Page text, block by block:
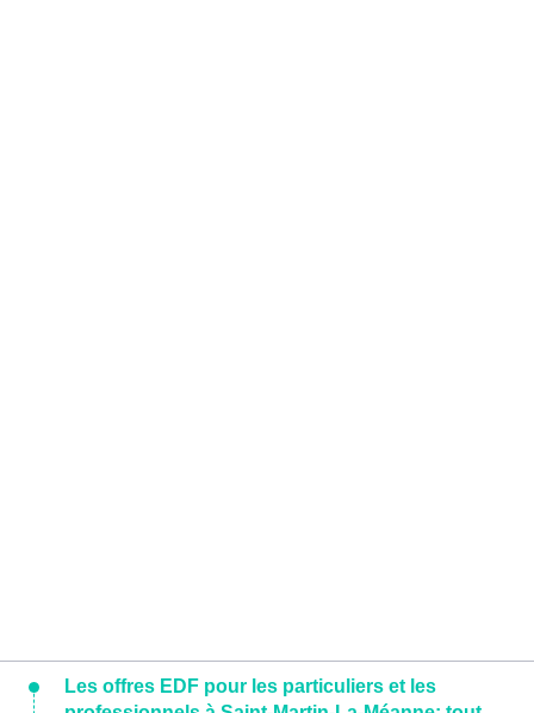
Les offres EDF pour les particuliers et les